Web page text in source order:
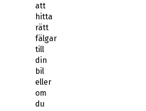
att
hitta
rätt
fälgar
till
din
bil
eller
om
du